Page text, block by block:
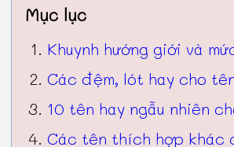
Mục lục
Khuynh hướng giới và
Các đệm, lót hay cho
10 tên hay ngẫu nhiên
Các tên thích hợp khác